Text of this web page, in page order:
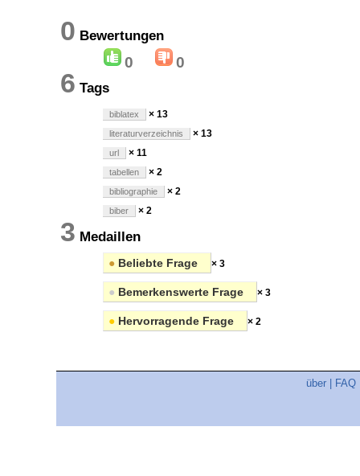
0 Bewertungen
0 0
6 Tags
biblatex × 13
literaturverzeichnis × 13
url × 11
tabellen × 2
bibliographie × 2
biber × 2
3 Medaillen
● Beliebte Frage × 3
● Bemerkenswerte Frage × 3
● Hervorragende Frage × 2
über FAQ